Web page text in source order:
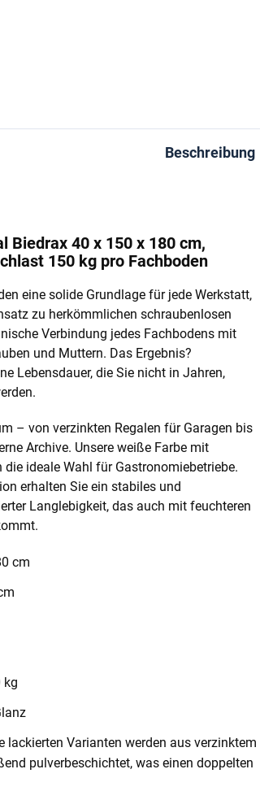
Beschreibung
Biedrax 40 x 150 x 180 cm,
150 kg pro Fachboden
eine solide Grundlage für jede Werkstatt,
zu herkömmlichen schraubenlosen
Verbindung jedes Fachbodens mit
und Muttern. Das Ergebnis?
Lebensdauer, die Sie nicht in Jahren,
– von verzinkten Regalen für Garagen bis
Archive. Unsere weiße Farbe mit
ideale Wahl für Gastronomiebetriebe.
erhalten Sie ein stabiles und
Langlebigkeit, das auch mit feuchteren
cm
kg
lackierten Varianten werden aus verzinktem
pulverbeschichtet, was einen doppelten